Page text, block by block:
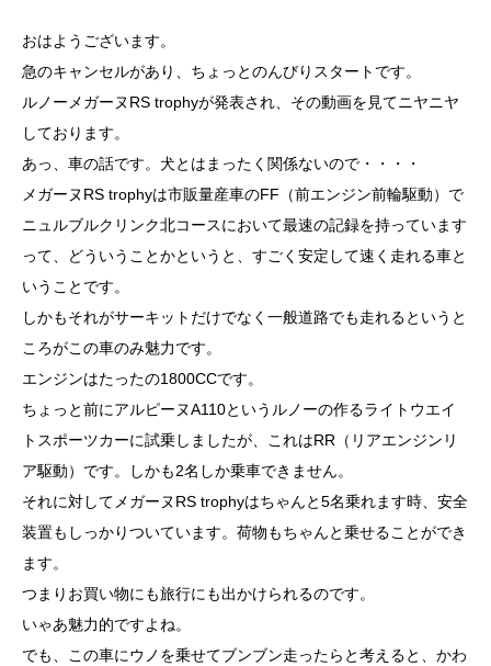
おはようございます。
急のキャンセルがあり、ちょっとのんびりスタートです。
ルノーメガーヌRS trophyが発表され、その動画を見てニヤニヤ
しております。
あっ、車の話です。犬とはまったく関係ないので・・・・
メガーヌRS trophyは市販量産車のFF（前エンジン前輪駆動）で
ニュルブルクリンク北コースにおいて最速の記録を持っています
って、どういうことかというと、すごく安定して速く走れる車と
いうことです。
しかもそれがサーキットだけでなく一般道路でも走れるというと
ころがこの車のみ魅力です。
エンジンはたったの1800CCです。
ちょっと前にアルピーヌA110というルノーの作るライトウエイ
トスポーツカーに試乗しましたが、これはRR（リアエンジンリ
ア駆動）です。しかも2名しか乗車できません。
それに対してメガーヌRS trophyはちゃんと5名乗れます時、安全
装置もしっかりついています。荷物もちゃんと乗せることができ
ます。
つまりお買い物にも旅行にも出かけられるのです。
いゃあ魅力的ですよね。
でも、この車にウノを乗せてブンブン走ったらと考えると、かわ